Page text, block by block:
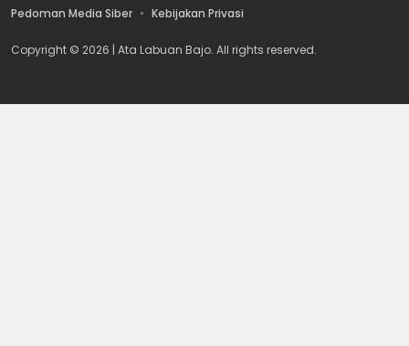
Pedoman Media Siber
Kebijakan Privasi
Copyright © 2026 | Ata Labuan Bajo. All rights reserved.